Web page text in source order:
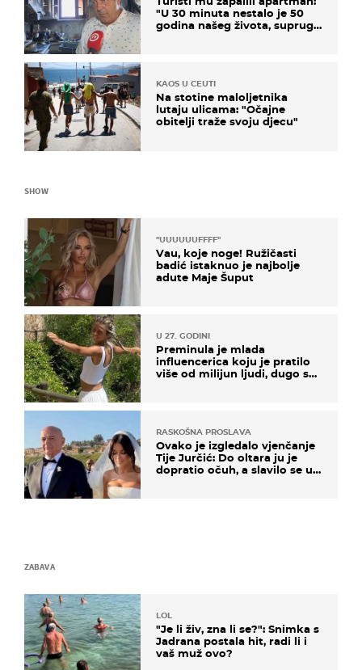
"U 30 minuta nestalo je 50
godina našeg života, supruga
KAOS U CEUTI
Na stotine maloljetnika
lutaju ulicama: "Očajne
obitelji traže svoju djecu"
SHOW
"UUUUUUFFFF"
Vau, koje noge! Ružičasti
badić istaknuo je najbolje
adute Maje Šuput
U 27. GODINI
Preminula je mlada
influencerica koju je pratilo
više od milijun ljudi, dugo se
RASKOŠNA PROSLAVA
Ovako je izgledalo vjenčanje
Tije Jurčić: Do oltara ju je
dopratio očuh, a slavilo se uz
ZABAVA
LOL
"Je li živ, zna li se?": Snimka s
Jadrana postala hit, radi li i
vaš muž ovo?